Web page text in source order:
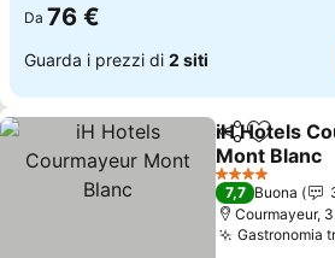
Da 76 €
Guarda i prezzi di 2 siti
Condividi
iH Hotels
Mont Blanc
Scopri i
4 Stelle
7,7 Buona
Courmayeur,
Gastronomia